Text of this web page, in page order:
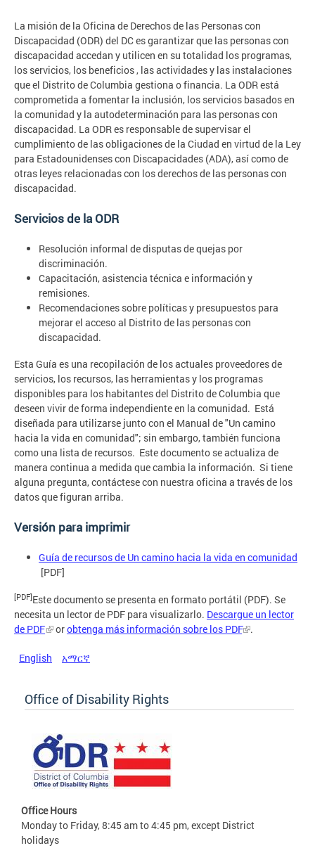
La misión de la Oficina de Derechos de las Personas con
Discapacidad (ODR) del DC es garantizar que las personas con
discapacidad accedan y utilicen en su totalidad los programas,
los servicios, los beneficios , las actividades y las instalaciones
que el Distrito de Columbia gestiona o financia. La ODR está
comprometida a fomentar la inclusión, los servicios basados en
la comunidad y la autodeterminación para las personas con
discapacidad. La ODR es responsable de supervisar el
cumplimiento de las obligaciones de la Ciudad en virtud de la Ley
para Estadounidenses con Discapacidades (ADA), así como de
otras leyes relacionadas con los derechos de las personas con
discapacidad.
Servicios de la ODR
Resolución informal de disputas de quejas por
discriminación.
Capacitación, asistencia técnica e información y
remisiones.
Recomendaciones sobre políticas y presupuestos para
mejorar el acceso al Distrito de las personas con
discapacidad.
Esta Guía es una recopilación de los actuales proveedores de
servicios, los recursos, las herramientas y los programas
disponibles para los habitantes del Distrito de Columbia que
deseen vivir de forma independiente en la comunidad. Está
diseñada para utilizarse junto con el Manual de "Un camino
hacia la vida en comunidad"; sin embargo, también funciona
como una lista de recursos. Este documento se actualiza de
manera continua a medida que cambia la información. Si tiene
alguna pregunta, contáctese con nuestra oficina a través de los
datos que figuran arriba.
Versión para imprimir
Guía de recursos de Un camino hacia la vida en comunidad
[PDF]
[PDF]Este documento se presenta en formato portátil (PDF). Se
necesita un lector de PDF para visualizarlo. Descargue un lector
de PDF
orobtenga más información sobre los PDF .
English አማርኛ
Office of Disability Rights
Office Hours
Monday to Friday, 8:45 am to 4:45 pm, except District
holidays